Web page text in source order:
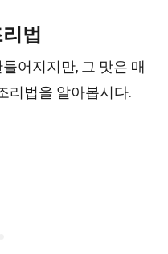
법
어지지만, 그 맛은 매
리법을 알아봅시다.